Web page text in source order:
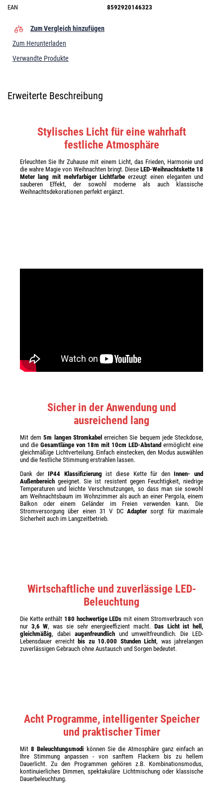
EAN
8592920146323
Zum Vergleich hinzufügen
Zum Herunterladen
Verwandte Produkte
Erweiterte Beschreibung
Stylisches Licht für eine wahrhaft
festliche Atmosphäre
Erleuchten Sie Ihr Zuhause mit einem Licht, das Frieden, Harmonie und
die wahre Magie von Weihnachten bringt. Diese LED-Weihnachtskette 18
Meter lang mit mehrfarbiger Lichtfarbe erzeugt einen eleganten und
sauberen Effekt, der sowohl moderne als auch klassische
Weihnachtsdekorationen perfekt ergänzt.
Sicher in der Anwendung und
ausreichend lang
Mit dem5m langen Stromkabel erreichen Sie bequem jede Steckdose,
und die Gesamtlänge von 18m mit 10cm LED-Abstand ermöglicht eine
gleichmäßige Lichtverteilung. Einfach einstecken, den Modus auswählen
und die festliche Stimmung erstrahlen lassen.
Dank derIP44 Klassifizierung ist diese Kette für denInnen- und
Außenbereich geeignet. Sie ist resistent gegen Feuchtigkeit, niedrige
Temperaturen und leichte Verschmutzungen, so dass man sie sowohl
am Weihnachtsbaum im Wohnzimmer als auch an einer Pergola, einem
Balkon oder einem Geländer im Freien verwenden kann. Die
Stromversorgung über einen 31 V DC Adapter sorgt für maximale
Sicherheit auch im Langzeitbetrieb.
Wirtschaftliche und zuverlässige LED-
Beleuchtung
Die Kette enthält 180 hochwertige LEDs mit einem Stromverbrauch von
nur 3,6 W, was sie sehr energieeffizient macht. Das Licht ist hell,
gleichmäßig, dabei augenfreundlichund umweltfreundlich. Die LED-
Lebensdauer erreicht bis zu 10.000 Stunden Licht, was jahrelangen
zuverlässigen Gebrauch ohne Austausch und Sorgen bedeutet.
Acht Programme, intelligenter Speicher
und praktischer Timer
Mit8 Beleuchtungsmodi können Sie die Atmosphäre ganz einfach an
Ihre Stimmung anpassen - von sanftem Flackern bis zu hellem
Dauerlicht. Zu den Programmen gehören z.B. Kombinationsmodus,
kontinuierliches Dimmen, spektakuläre Lichtmischung oder klassische
Dauerbeleuchtung.